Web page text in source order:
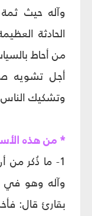
وآله حيث
الحادثة
من أحاط
أجل تشويه
وتشكيك
* من هذه
1- ما ذُكر من
وآله وهو في
بقارئ‏ قال: